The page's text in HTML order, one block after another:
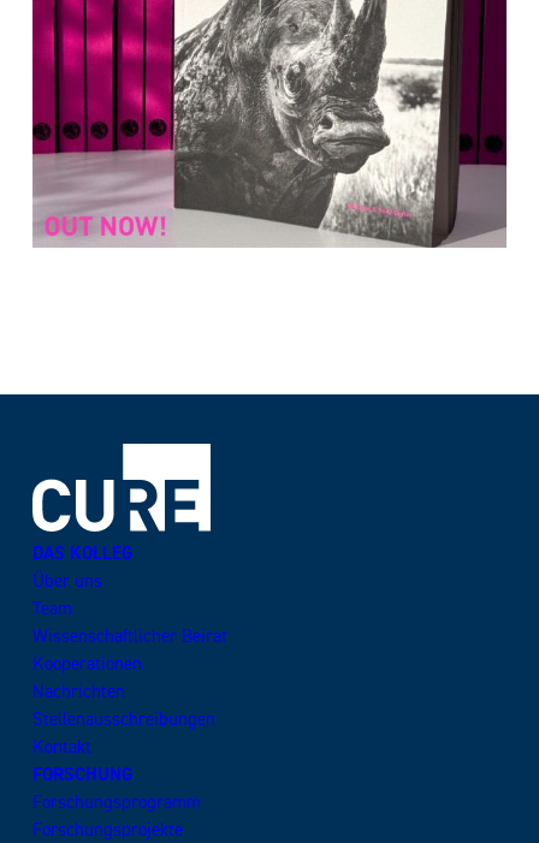
DAS KOLLEG
Über uns
Team
Wissenschaftlicher Beirat
Kooperationen
Nachrichten
Stellenausschreibungen
Kontakt
FORSCHUNG
Forschungsprogramm
Forschungsprojekte